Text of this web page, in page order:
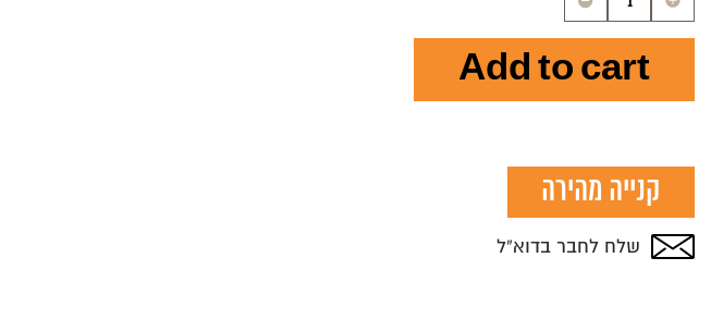
Add to cart
קנייה מהירה
שלח לחבר בדוא”ל